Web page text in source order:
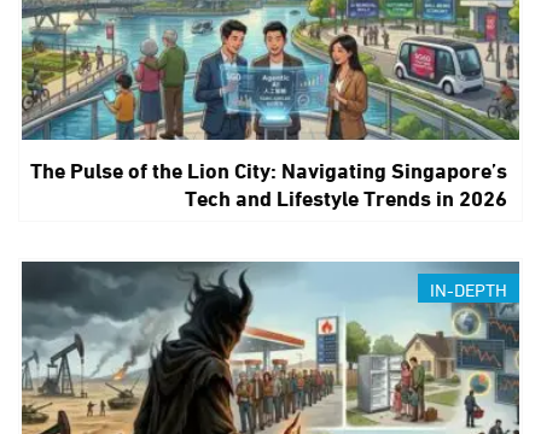
The Pulse of the Lion City: Navigating Singapore’s
Tech and Lifestyle Trends in 2026
IN-DEPTH